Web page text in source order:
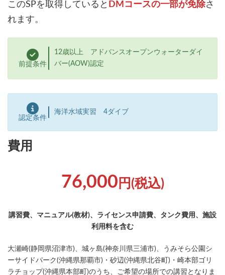
このSPを取得していると DMコースの一部が免除さ
れます。
前提条件
12歳以上 アドバンスオープンウォーターダイ
バー(AOW)認定
認定条件
海洋水域実習 4ダイブ
費用
76,000 円(税込)
講習費、マニュアル(教材)、ライセンス申請費、タンク費用、施設
利用料を含む
大瀬崎(静岡県沼津市)、城ヶ島(神奈川県三浦市)、うみそら公園シ
ーサイドパーク(沖縄県那覇市)・砂辺(沖縄県北谷町)・崎本部ゴリ
ラチョップ(沖縄県本部町)のうち、ご希望の場所での講習となりま